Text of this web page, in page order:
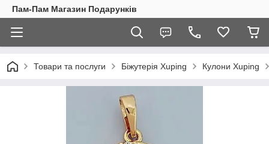
Пам-Пам Магазин Подарунків
Товари та послуги Біжутерія Xuping Кулони Xuping